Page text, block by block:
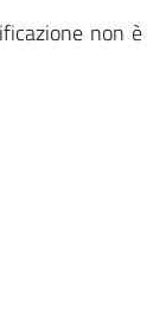
non è